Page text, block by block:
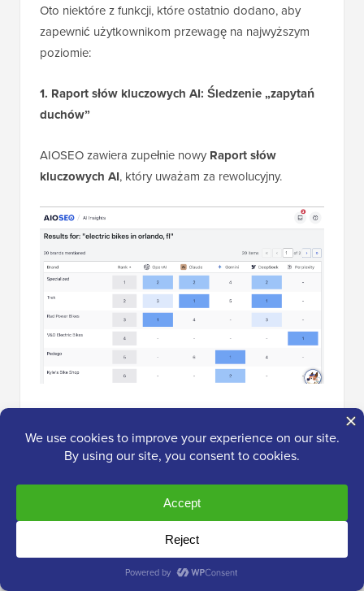
Oto niektóre z funkcji, które ostatnio dodano, aby
zapewnić użytkownikom przewagę na najwyższym
poziomie:
1. Raport słów kluczowych AI: Śledzenie „zapytań
duchów”
AIOSEO zawiera zupełnie nowy Raport słów
kluczowych AI, który uważam za rewolucyjny.
To narzędzie pokazuje, czy ChatGPT lub Gemini
faktycznie cytuje Twoją markę. Odkryłem, co AIOSEO
nazywa „zapytaniami duchami”.
Są to terminy, w których zajmuję #1 miejsce w Google,
ale wyszukiwarki AI całkowicie mnie ignorują.
AIOSEO pomaga mi znaleźć te luki, abym mógł
poprawić moje treści dla platform AI.